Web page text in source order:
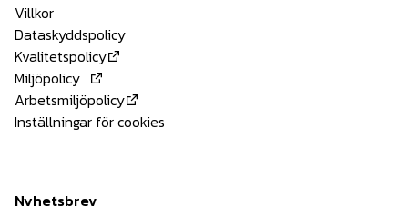
Villkor
Dataskyddspolicy
Kvalitetspolicy
Miljöpolicy
Arbetsmiljöpolicy
Inställningar för cookies
Nyhetsbrev